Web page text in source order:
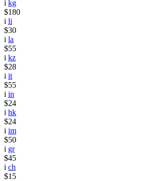
i kg
$180
i li
$30
i la
$55
i kz
$28
i it
$55
i in
$24
i hk
$24
i im
$50
i gr
$45
i ch
$15